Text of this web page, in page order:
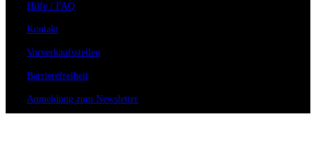
Hilfe / FAQ
Kontakt
Vorverkaufsstellen
Barrierefreiheit
Anmeldung zum Newsletter